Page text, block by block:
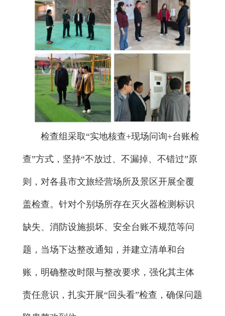
检查组采取“实地核查+现场问询+台账检
查”方式，坚持“不放过、不漏掉、不错过”原
则，对各县市文旅经营场所及景区开展全覆
盖检查。针对个别场所存在灭火器检测标识
缺失、消防设施损坏、安全台账不规范等问
题，当场下达整改通知，并建立清单和台
账，明确整改时限与整改要求，强化其主体
责任意识，扎实开展“回头看”检查，确保问题